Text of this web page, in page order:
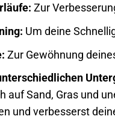
Zur
Um deine
Zur Gewöhnung
auf Sand, Gras und
und verbesserst